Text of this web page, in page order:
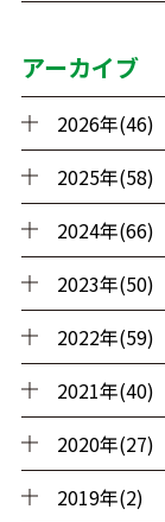
アーカイブ
2026年(46)
2025年(58)
2024年(66)
2023年(50)
2022年(59)
2021年(40)
2020年(27)
2019年(2)